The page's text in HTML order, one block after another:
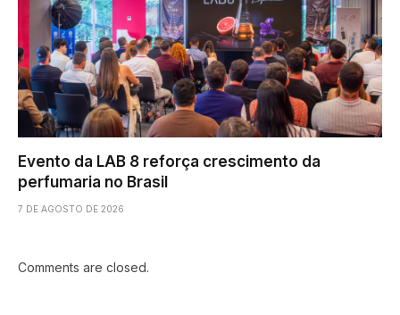
Evento da LAB 8 reforça crescimento da
perfumaria no Brasil
7 DE AGOSTO DE 2026
Comments are closed.